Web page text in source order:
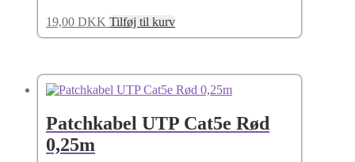
19,00 DKK Tilføj til kurv
Patchkabel UTP Cat5e Rød
0,25m